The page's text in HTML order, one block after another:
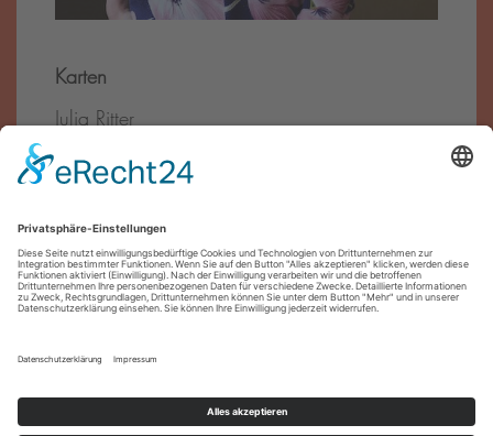
Karten
Julia Ritter
E-Mail:reservierung@theater-pfuetze.de
Datenschutz